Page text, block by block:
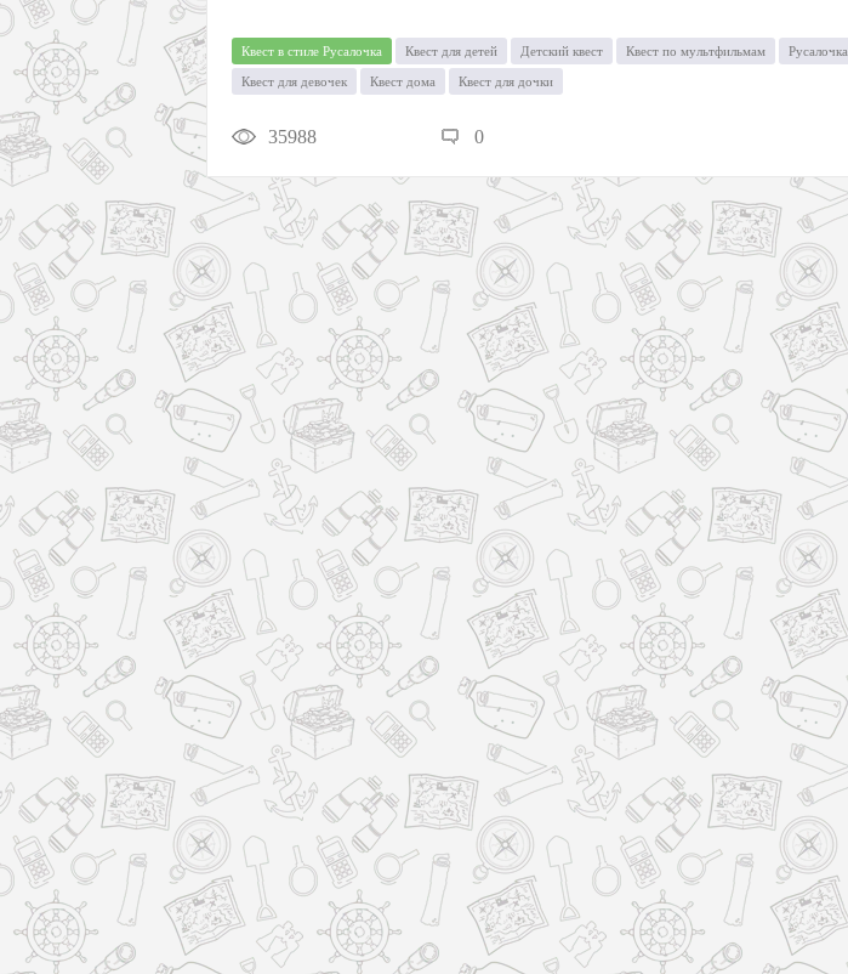
Квест в стиле Русалочка Квест для детей Детский квест Квест по мультфильмам Русалочка
Квест для девочек Квест дома Квест для дочки
35988 0